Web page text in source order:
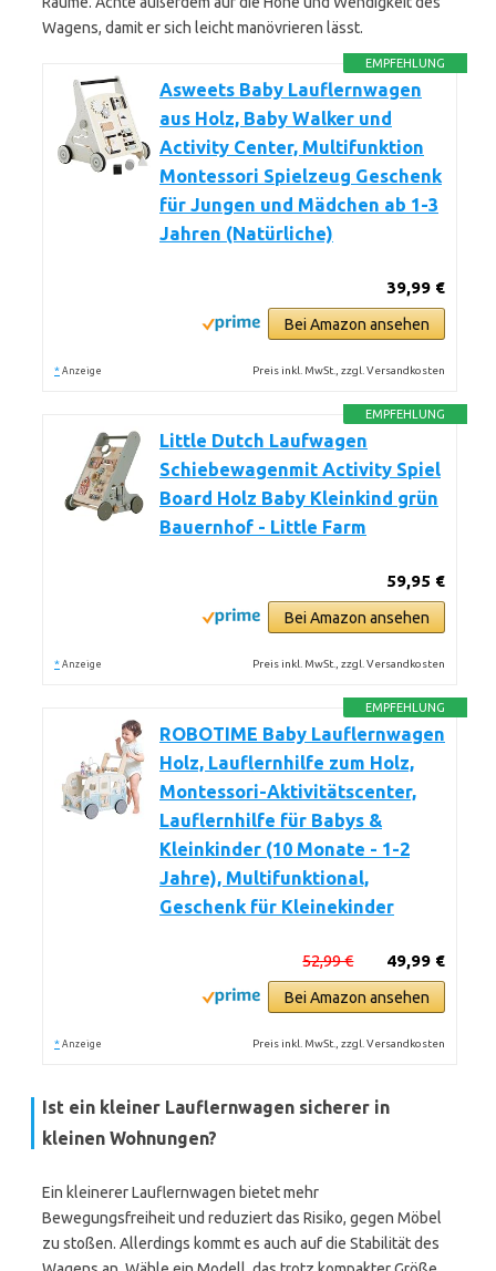
Wagens, damit er sich leicht manövrieren lässt.
EMPFEHLUNG
Asweets Baby Lauflernwagen
aus Holz, Baby Walker und
Activity Center, Multifunktion
Montessori Spielzeug Geschenk
für Jungen und Mädchen ab 1-3
Jahren (Natürliche)
39,99 €
Bei Amazon ansehen
* Anzeige Preis inkl. MwSt., zzgl. Versandkosten
EMPFEHLUNG
Little Dutch Laufwagen
Schiebewagenmit Activity Spiel
Board Holz Baby Kleinkind grün
Bauernhof - Little Farm
59,95 €
Bei Amazon ansehen
* Anzeige Preis inkl. MwSt., zzgl. Versandkosten
EMPFEHLUNG
ROBOTIME Baby Lauflernwagen
Holz, Lauflernhilfe zum Holz,
Montessori-Aktivitätscenter,
Lauflernhilfe für Babys &
Kleinkinder (10 Monate - 1-2
Jahre), Multifunktional,
Geschenk für Kleinekinder
49,99 €
52,99 €
Bei Amazon ansehen
* Anzeige Preis inkl. MwSt., zzgl. Versandkosten
Ist ein kleiner Lauflernwagen sicherer in
kleinen Wohnungen?
Ein kleinerer Lauflernwagen bietet mehr
Bewegungsfreiheit und reduziert das Risiko, gegen Möbel
zu stoßen. Allerdings kommt es auch auf die Stabilität des